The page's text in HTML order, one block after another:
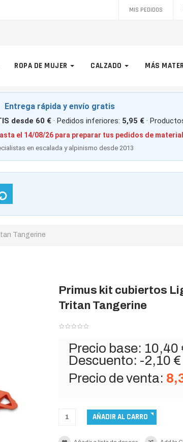
MIS PEDIDOS
ROPA DE MUJER CALZADO MÁS
Entrega rápida y envío gratis
desde 60 €· Pedidos inferiores: 5,95 €·
el 14/08/26 para preparar tus pedidos de material
en escalada y alpinismo desde 2013
Tangerine
Primus kit cubiertos
Tritan Tangerine
Precio base: 10,40
Descuento: -2,10 €
Precio de venta: